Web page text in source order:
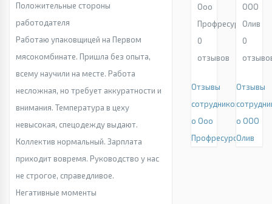
Положительные стороны
работодателя
Работаю упаковщицей на Первом
мясокомбинате. Пришла без опыта,
всему научили на месте. Работа
несложная, но требует аккуратности и
внимания. Температура в цеху
невысокая, спецодежду выдают.
Коллектив нормальный. Зарплата
приходит вовремя. Руководство у нас
не строгое, справедливое.
Негативные моменты
Ооо
Профресурс
0
отзывов
Отзывы
сотрудников
о Ооо
Профресурс
ООО
Олив
0
Отзывы
о ООО
Олив